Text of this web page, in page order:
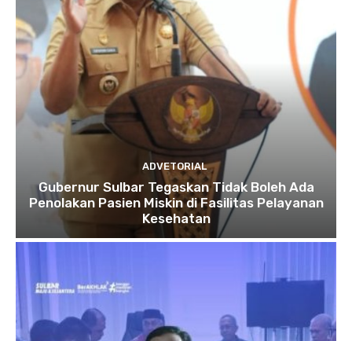
ADVETORIAL
Gubernur Sulbar Tegaskan Tidak Boleh Ada
Penolakan Pasien Miskin di Fasilitas Pelayanan
Kesehatan